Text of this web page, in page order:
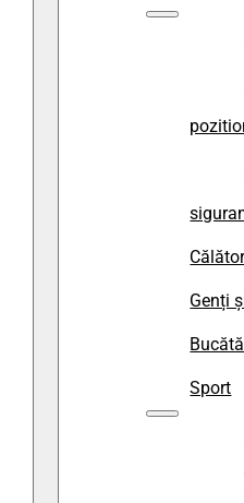
Genți
Sport